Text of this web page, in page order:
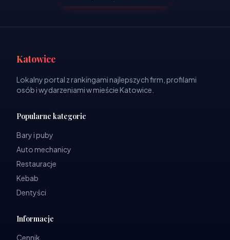
Katowice
Lokalny portal z rankingami najlepszych firm, profilami
osób i wydarzeniami w mieście Katowice.
Popularne kategorie
Bary i puby
Auto mechanicy
Restauracje
Kebab
Dentyści
Informacje
Cennik